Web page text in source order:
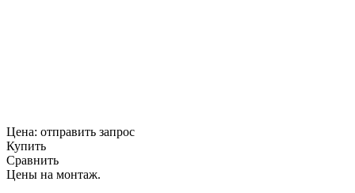
Цена: отправить запрос
Купить
Сравнить
Цены на монтаж.